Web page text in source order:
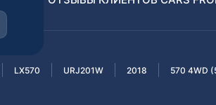
Распилы и
LX570 URJ201W 2018 570 4WD